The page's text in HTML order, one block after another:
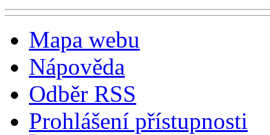
Mapa webu
Nápověda
Odběr RSS
Prohlášení přístupnosti